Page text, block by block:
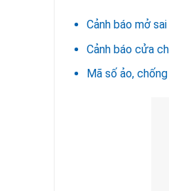
Cảnh báo mở
Cảnh báo cửa
Mã số ảo,